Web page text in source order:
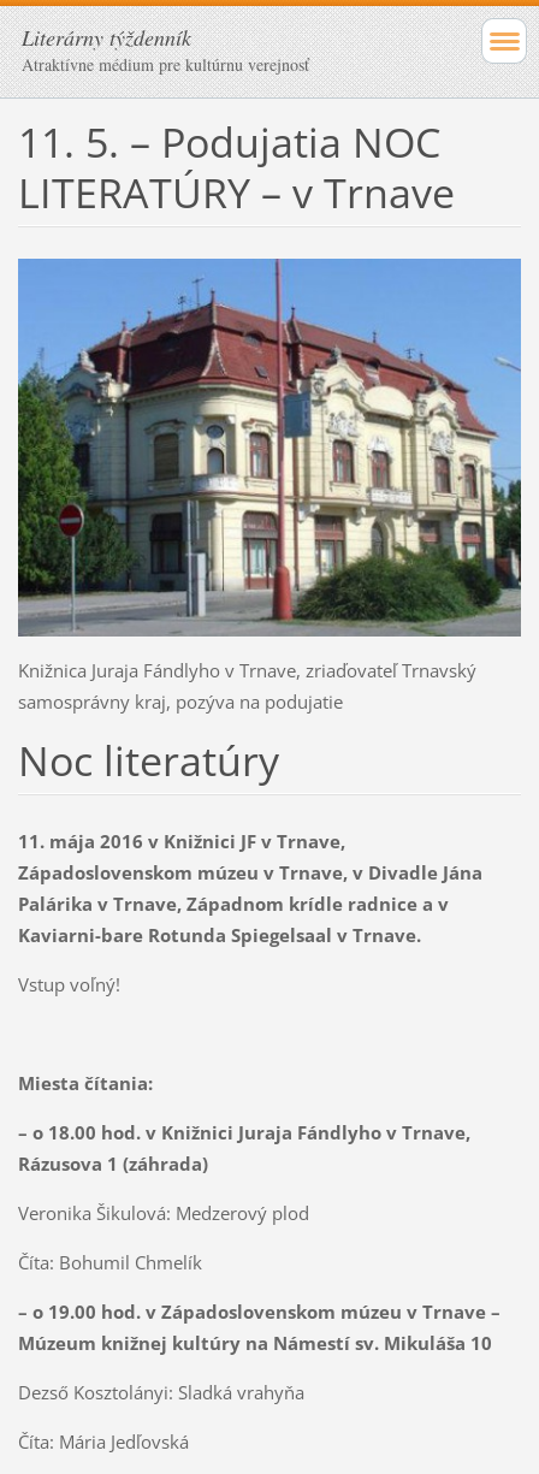
Literárny týždenník
Atraktívne médium pre kultúrnu verejnosť
11. 5. – Podujatia NOC
LITERATÚRY – v Trnave
Knižnica Juraja Fándlyho v Trnave, zriaďovateľ Trnavský
samosprávny kraj, pozýva na podujatie
Noc literatúry
11. mája 2016 v Knižnici JF v Trnave,
Západoslovenskom múzeu v Trnave, v Divadle Jána
Palárika v Trnave, Západnom krídle radnice a v
Kaviarni-bare Rotunda Spiegelsaal v Trnave.
Vstup voľný!
Miesta čítania:
– o 18.00 hod. v Knižnici Juraja Fándlyho v Trnave,
Rázusova 1 (záhrada)
Veronika Šikulová: Medzerový plod
Číta: Bohumil Chmelík
– o 19.00 hod. v Západoslovenskom múzeu v Trnave –
Múzeum knižnej kultúry na Námestí sv. Mikuláša 10
Dezső Kosztolányi: Sladká vrahyňa
Číta: Mária Jedľovská